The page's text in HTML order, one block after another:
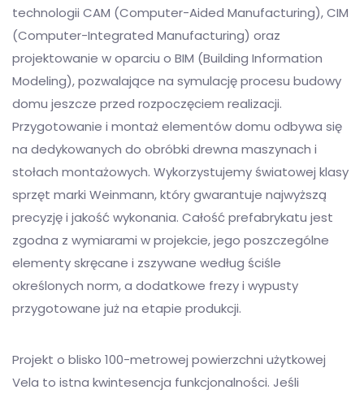
technologii CAM (Computer-Aided Manufacturing), CIM
(Computer-Integrated Manufacturing) oraz
projektowanie w oparciu o BIM (Building Information
Modeling), pozwalające na symulację procesu budowy
domu jeszcze przed rozpoczęciem realizacji.
Przygotowanie i montaż elementów domu odbywa się
na dedykowanych do obróbki drewna maszynach i
stołach montażowych. Wykorzystujemy światowej klasy
sprzęt marki Weinmann, który gwarantuje najwyższą
precyzję i jakość wykonania. Całość prefabrykatu jest
zgodna z wymiarami w projekcie, jego poszczególne
elementy skręcane i zszywane według ściśle
określonych norm, a dodatkowe frezy i wypusty
przygotowane już na etapie produkcji.
Projekt o blisko 100-metrowej powierzchni użytkowej
Vela to istna kwintesencja funkcjonalności. Jeśli